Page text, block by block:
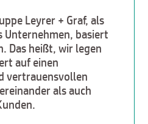
Leyrer + Graf, als
basiert
Das heißt, wir legen
auf einen
vertrauensvollen
als auch